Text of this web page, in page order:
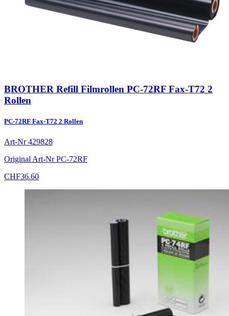
BROTHER Refill Filmrollen PC-72RF Fax-T72 2
Rollen
PC-72RF Fax-T72 2 Rollen
Art-Nr429828
Original Art-NrPC-72RF
CHF36.60